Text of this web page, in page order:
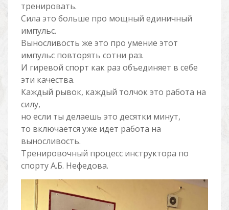
тренировать.
Сила это больше про мощный единичный
импульс.
Выносливость же это про умение этот
импульс повторять сотни раз.
И гиревой спорт как раз объединяет в себе
эти качества.
Каждый рывок, каждый толчок это работа на
силу,
но если ты делаешь это десятки минут,
то включается уже идет работа на
выносливость.
Тренировочный процесс инструктора по
спорту А.Б. Нефедова.